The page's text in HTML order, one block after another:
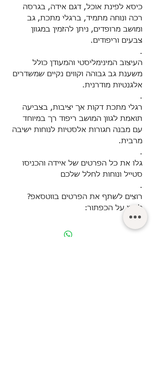
כיסא לפינת אוכל, דגם אידה, בגרסה
רכה ונוחה מתמיד, ברגלי מתכת, גב
ומושב מרופדים, ניתן להזמין במגוון
צבעים וריפודים.
.
העיצוב המינימליסטי והמעודן כולל
משענת גב גבוהה וקווים נקיים שמשדרים
אלגנטיות מודרנית.
.
רגלי מתכת דקות אך יציבות, בצביעה
תואמת לגוון המושב ריפוד רך במיוחד
עם מבנה חגורות אלסטיות לנוחות ישיבה
מרבית.
.
גלו את כל הפרטים של איידה והכניסו
סטייל ונוחות לחלל שלכם
.
רוצים לשתף את הפרטים בווטסאפ?
לחצו על הכפתור: